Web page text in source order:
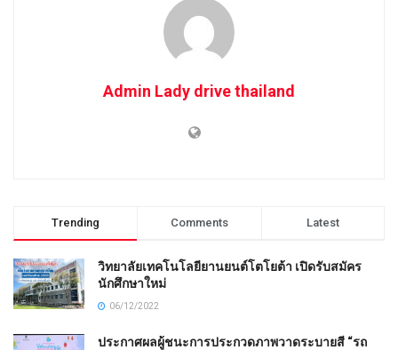
Admin Lady drive thailand
Trending Comments Latest
วิทยาลัยเทคโนโลยียานยนต์โตโยต้า เปิดรับสมัคร
นักศึกษาใหม่
06/12/2022
ประกาศผลผู้ชนะการประกวดภาพวาดระบายสี “รถ